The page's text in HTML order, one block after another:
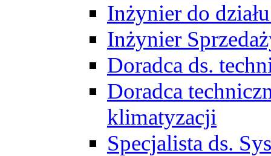
Inżynier do
Inżynier
Doradca ds.
Doradca
klimatyzacji
Specjalista ds.